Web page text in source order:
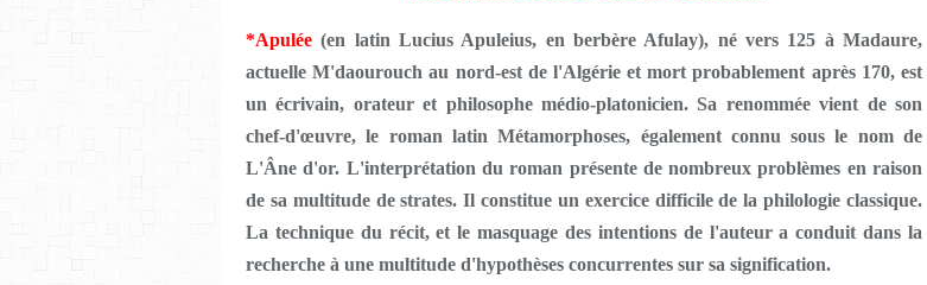
*Apulée (en latin Lucius Apuleius, en berbère Afulay), né vers 125 à Madaure,
actuelle M'daourouch au nord-est de l'Algérie et mort probablement après 170, est
un écrivain, orateur et philosophe médio-platonicien. Sa renommée vient de son
chef-d'œuvre, le roman latin Métamorphoses, également connu sous le nom de
L'Âne d'or. L'interprétation du roman présente de nombreux problèmes en raison
de sa multitude de strates. Il constitue un exercice difficile de la philologie classique.
La technique du récit, et le masquage des intentions de l'auteur a conduit dans la
recherche à une multitude d'hypothèses concurrentes sur sa signification.